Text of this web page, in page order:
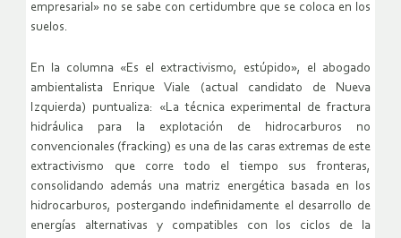
empresarial» no se sabe con certidumbre que se coloca en los
suelos.
En la columna «Es el extractivismo, estúpido», el abogado
ambientalista Enrique Viale (actual candidato de Nueva
Izquierda) puntualiza: «La técnica experimental de fractura
hidráulica para la explotación de hidrocarburos no
convencionales (fracking) es una de las caras extremas de este
extractivismo que corre todo el tiempo sus fronteras,
consolidando además una matriz energética basada en los
hidrocarburos, postergando indefinidamente el desarrollo de
energías alternativas y compatibles con los ciclos de la